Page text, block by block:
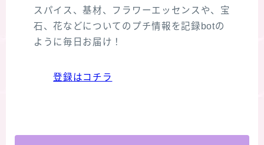
スパイス、基材、フラワーエッセンスや、宝
石、花などについてのプチ情報を記録botの
ように毎日お届け！
登録はコチラ